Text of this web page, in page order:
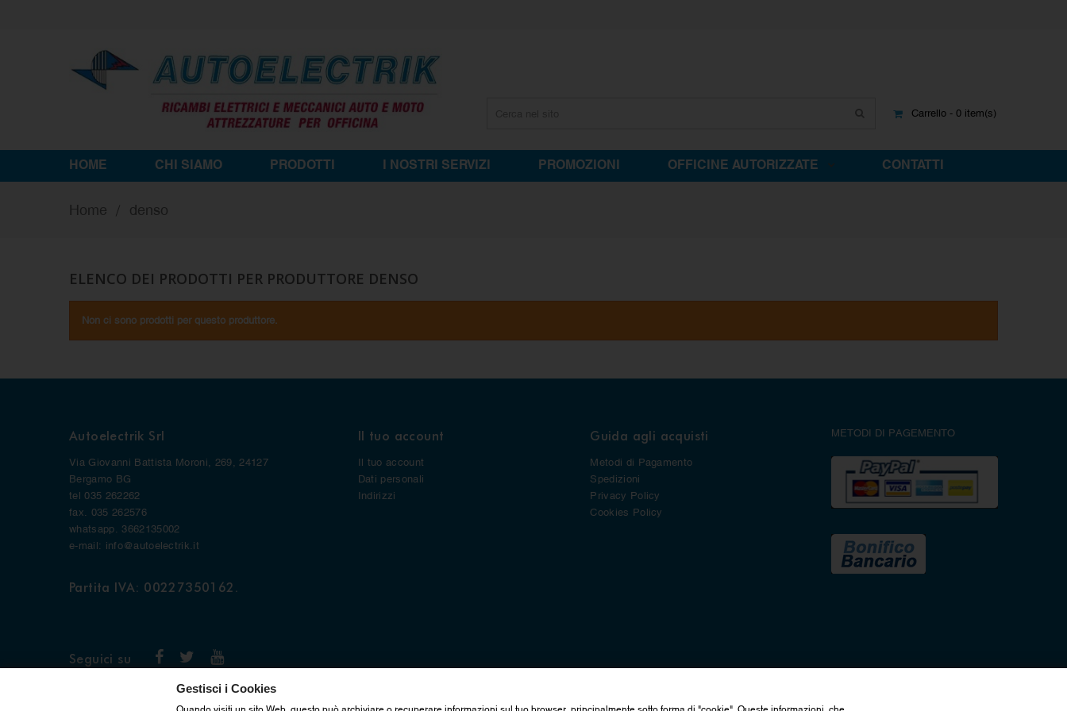
Carrello - 0 item(s)
HOME CHI SIAMO PRODOTTI I NOSTRI SERVIZI PROMOZIONI OFFICINE AUTORIZZATE CONTATTI
Home denso
ELENCO DEI PRODOTTI PER PRODUTTORE DENSO
Non ci sono prodotti per questo produttore.
Autoelectrik Srl
Via Giovanni Battista Moroni, 269, 24127
Bergamo BG
tel 035 262262
fax. 035 262576
whatsapp. 3662135002
e-mail: info@autoelectrik.it
Partita IVA: 00227350162.
Seguici su
Il tuo account
Il tuo account
Dati personali
Indirizzi
Guida agli acquisti
Metodi di Pagamento
Spedizioni
Privacy Policy
Cookies Policy
METODI DI PAGEMENTO
Gestisci i Cookies